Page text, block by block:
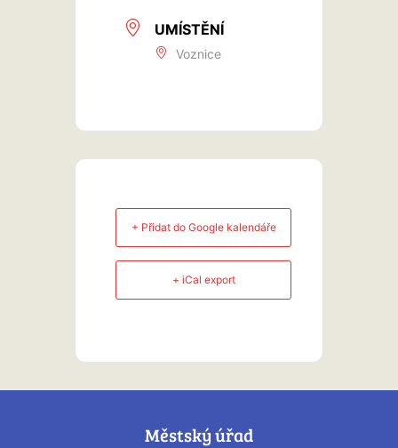
UMÍSTĚNÍ
Voznice
+ Přidat do Google kalendáře
+ iCal export
Městský úřad